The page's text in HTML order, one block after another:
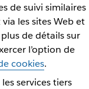
de suivi similaires
les sites Web et
de détails sur
l’option de
cookies.
services tiers